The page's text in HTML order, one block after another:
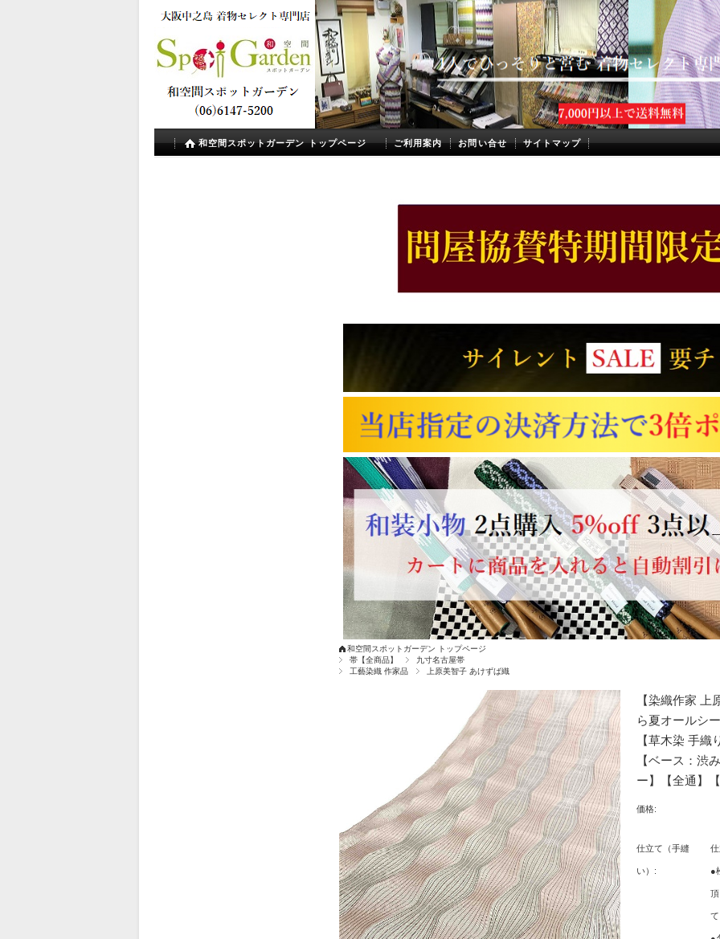
和空間スポットガーデン トップページ ご利用案内 お問い合せ サイトマップ
和空間スポットガーデン トップページ
帯【全商品】
九寸名古屋帯
工藝染織 作家品
上原美智子 あけずば織
【染織作家
ら夏オールシ
【草木染 手
【ベース：渋
ー】【全通】
価格:
仕立て（手縫
い）: ●